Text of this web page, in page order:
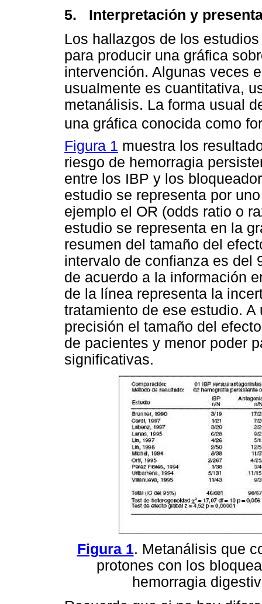
5. Interpretación y
Los hallazgos de los
para producir una gráfica
intervención. Algunas veces
usualmente es cuantitativa,
metanálisis. La forma usual
una gráfica conocida como
Figura 1 muestra los
riesgo de hemorragia
entre los IBP y los
estudio se representa por
ejemplo el OR (odds ratio o
estudio se representa en la
resumen del tamaño del
intervalo de confianza es del
de acuerdo a la información
de la línea representa la
tratamiento de ese estudio.
precisión el tamaño del
de pacientes y menor poder
significativas.
Figura 1. Metanálisis que
protones con los
hemorragia